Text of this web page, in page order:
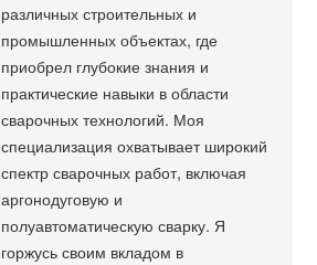
различных строительных и
промышленных объектах, где
приобрел глубокие знания и
практические навыки в области
сварочных технологий. Моя
специализация охватывает широкий
спектр сварочных работ, включая
аргонодуговую и
полуавтоматическую сварку. Я
горжусь своим вкладом в